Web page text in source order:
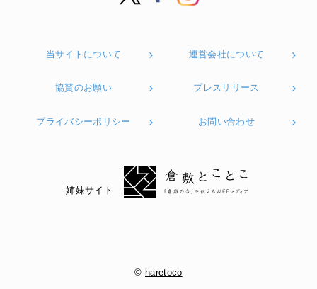
当サイトについて 運営会社について
協賛のお願い プレスリリース
プライバシーポリシー お問い合わせ
姉妹サイト
©haretoco